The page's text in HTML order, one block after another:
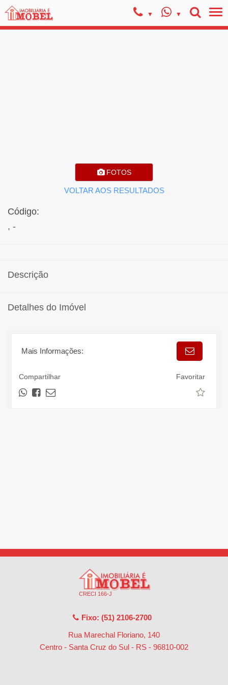
FOTOS
VOLTAR AOS RESULTADOS
Código:
, -
Descrição
Detalhes do Imóvel
Mais Informações:
Compartilhar Favoritar
CRECI 166-J
Fixo: (51) 2106-2700
Rua Marechal Floriano, 140
Centro - Santa Cruz do Sul - RS - 96810-002